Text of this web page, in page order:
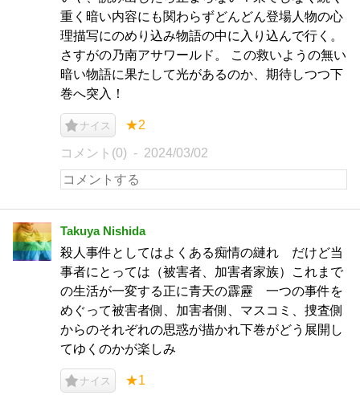
重く暗い内容にも関わらずどんどん登場人物の心
理描写にのめり込み物語の中に入り込んで行く。
さすがの乃南アサワールド。 この救いようの無い
暗い物語に果たして光があるのか、期待しつつ下
巻へ突入！
ナイス ★2
コメント(0) 2024/03/02
Takuya Nishida
殺人事件としてはよくある痴情の縺れ だけど当
事者にとっては（被害者、加害者家族）これまで
の生活が一変する正に青天の霹靂 一つの事件を
めぐって被害者側、加害者側、マスコミ、捜査側
からのそれぞれの思惑が描かれ下巻がどう展開し
てゆくのかが楽しみ
ナイス ★1